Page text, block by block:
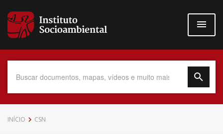
para
conteúdo
Data do Documento
INÍCIO CSN